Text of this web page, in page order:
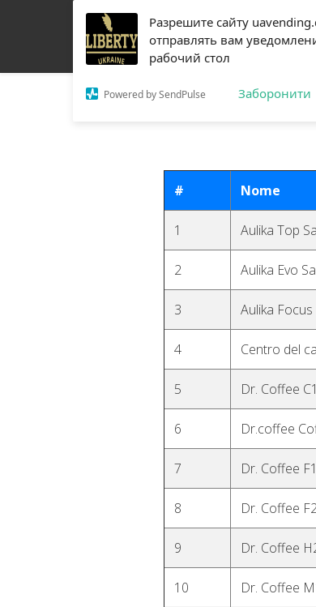
Разрешите сайту
отправлять вам
рабочий стол
Powered by SendPulse Заборонити
FILTRAZIONE
# Nome
1 Aulika Top
2 Aulika Evo
3 Aulika
4 Centro del
5 Dr. Coffee
6 Dr.coffee
7 Dr. Coffee
8 Dr. Coffee
9 Dr. Coffee
10 Dr. Coffee